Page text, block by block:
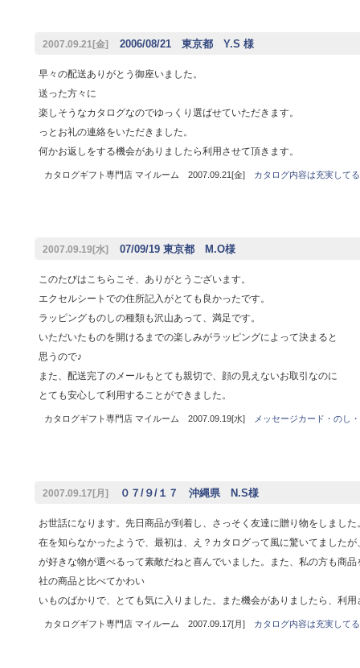
2007.09.21[金] 2006/08/21 東京都 Y.S 様
早々の配送ありがとう御座いました。
送った方々に
楽しそうなカタログなのでゆっくり選ばせていただきます。
っとお礼の連絡をいただきました。
何かお返しをする機会がありましたら利用させて頂きます。
カタログギフト専門店 マイルーム 2007.09.21[金] カタログ内容は充実して
2007.09.19[水] 07/09/19 東京都 M.O様
このたびはこちらこそ、ありがとうございます。
エクセルシートでの住所記入がとても良かったです。
ラッピングものしの種類も沢山あって、満足です。
いただいたものを開けるまでの楽しみがラッピングによって決まると
思うので♪
また、配送完了のメールもとても親切で、顔の見えないお取引なのに
とても安心して利用することができました。
カタログギフト専門店 マイルーム 2007.09.19[水] メッセージカード・のし
2007.09.17[月] ０７/９/１７ 沖縄県 N.S様
お世話になります。先日商品が到着し、さっそく友達に贈り物をしまし
在を知らなかったようで、最初は、え？カタログって風に驚いてました
が好きな物が選べるって素敵だねと喜んでいました。また、私の方も商
社の商品と比べてかわい
いものばかりで、とても気に入りました。また機会がありましたら、利
カタログギフト専門店 マイルーム 2007.09.17[月] カタログ内容は充実して